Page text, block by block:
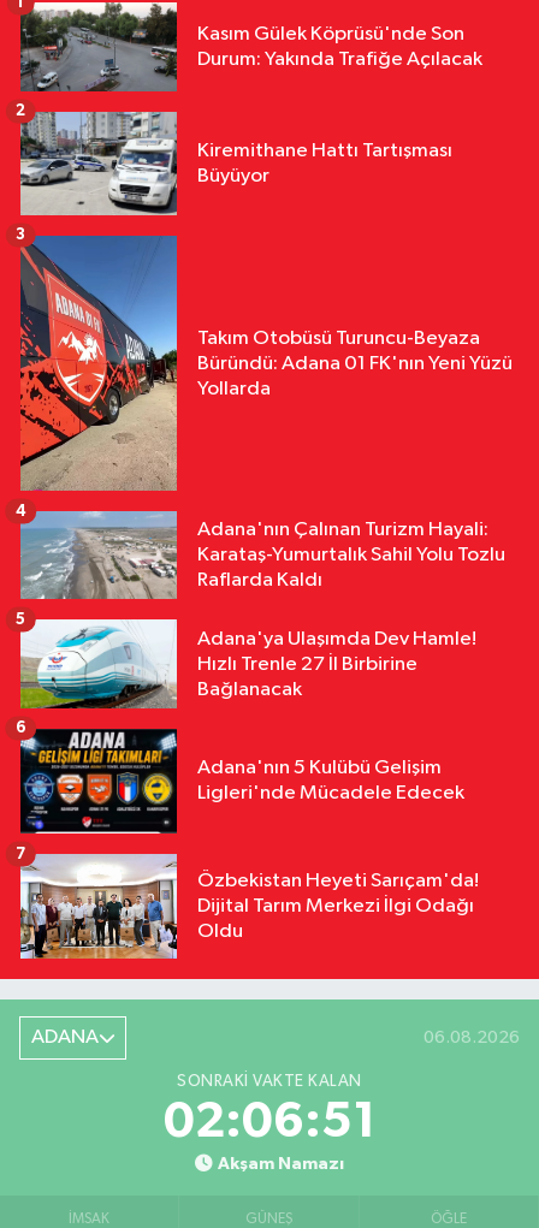
Kasım Gülek Köprüsü'nde Son
Durum: Yakında Trafiğe Açılacak
Kiremithane Hattı Tartışması
Büyüyor
2
Takım Otobüsü Turuncu-Beyaza
Büründü: Adana 01 FK'nın Yeni Yüzü
Yollarda
3
Adana'nın Çalınan Turizm Hayali:
Karataş-Yumurtalık Sahil Yolu Tozlu
Raflarda Kaldı
4
Adana'ya Ulaşımda Dev Hamle!
Hızlı Trenle 27 İl Birbirine
Bağlanacak
5
Adana'nın 5 Kulübü Gelişim
Ligleri'nde Mücadele Edecek
6
Özbekistan Heyeti Sarıçam'da!
Dijital Tarım Merkezi İlgi Odağı
Oldu
7
ADANA 06.08.2026
SONRAKI VAKTE KALAN
02:06:50
Akşam Namazı
İMSAK GÜNEŞ ÖĞLE